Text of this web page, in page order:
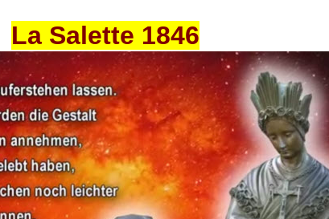
La Salette 1846